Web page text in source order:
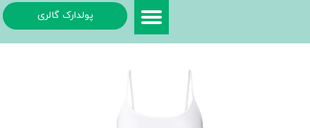
پولدارک گالری